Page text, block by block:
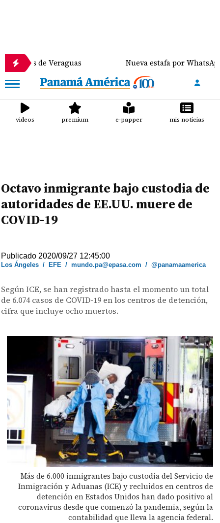
Veraguas Nueva estafa por WhatsApp
videos premium e-papper mis noticias
Octavo inmigrante bajo custodia de
autoridades de EE.UU. muere de
COVID-19
Publicado 2020/09/27 12:45:00
Los Ángeles / EFE /mundo.pa@epasa.com /@panamaamerica
Según ICE, se han registrado hasta el momento un total
de 6.074 casos de COVID-19 en los centros de detención,
cifra que incluye ocho muertos.
Más de 6.000 inmigrantes bajo custodia del Servicio de
Inmigración y Aduanas (ICE) y recluidos en centros de
detención en Estados Unidos han dado positivo al
coronavirus desde que comenzó la pandemia, según la
contabilidad que lleva la agencia federal.